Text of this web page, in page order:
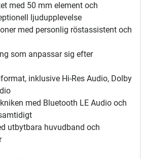
med 50 mm element och
ljudupplevelse
med personlig röstassistent och
som anpassar sig efter
inklusive Hi-Res Audio, Dolby
med Bluetooth LE Audio och
utbytbara huvudband och